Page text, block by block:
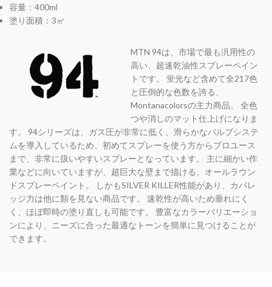
容量：400ml
塗り面積：3㎡
MTN 94は、市場で最も汎用性の
高い、超速乾油性スプレーペイン
トです。 蛍光など含めて全217色
と圧倒的な色数を誇る、
Montanacolorsの主力商品。 全色
つや消しのマット仕上げになりま
す。 94シリーズは、ガス圧が非常に低く、滑らかなバルブシステ
ムを導入しているため、初めてスプレーを使う方からプロユース
まで、非常に扱いやすいスプレーとなっています。 主に細かい作
業などに向いていますが、超巨大な壁まで描ける、オールラウン
ドスプレーペイント。 しかもSILVER KILLER性能があり、カバレ
ッジ力は他に類を見ない商品です。 速乾性が高いため垂れにく
く、ほぼ即時の塗り直しも可能です。 豊富なカラーバリエーショ
ンにより、ニーズに合った最適なトーンを簡単に見つけることが
できます。